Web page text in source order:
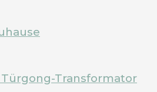
Transformator